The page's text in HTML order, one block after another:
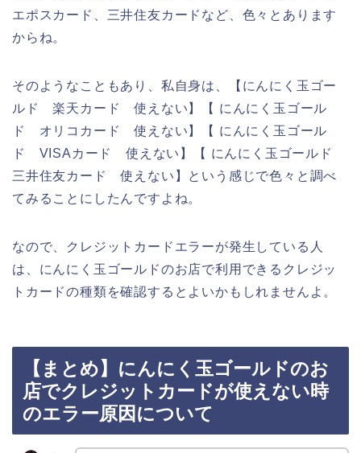
エポスカード、三井住友カードなど、色々とあります
からね。
そのようなこともあり、私自身は、【にんにく玉ゴー
ルド 楽天カード 使えない】【 にんにく玉ゴール
ド オリコカード 使えない】【 にんにく玉ゴール
ド VISAカード 使えない】【 にんにく玉ゴールド
三井住友カード 使えない】という感じで色々と調べ
てみることにしたんですよね。
なので、クレジットカードエラーが発生している人
は、にんにく玉ゴールドのお店で利用できるクレジッ
トカードの種類を確認するとよいかもしれませんよ。
【まとめ】にんにく玉ゴールドのお
店でクレジットカードが使えない時
のエラー原因について